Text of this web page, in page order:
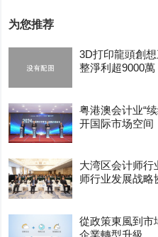
为您推荐
3D打印龍頭創
整淨利超9000萬
粤港澳会计业“
开国际市场空间
大湾区会计师行
师行业发展战略
從政策東風到市
企業轉型升級